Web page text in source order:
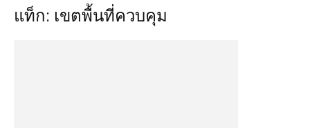
แท็ก: เขตพื้นที่ควบคุม